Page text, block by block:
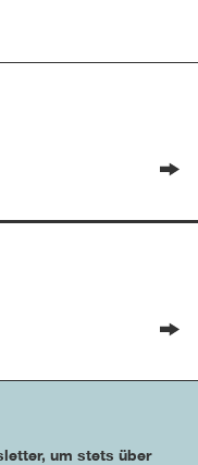
um stets über